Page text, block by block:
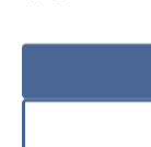
SWIFT